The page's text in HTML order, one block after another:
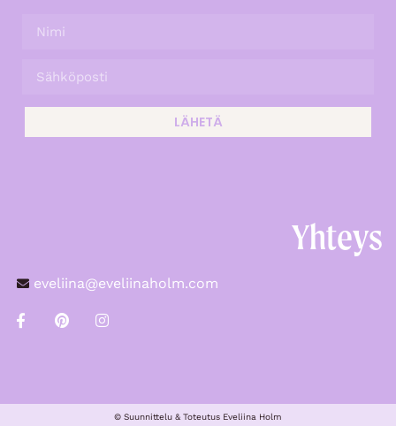
LÄHETÄ
Yhteys
eveliina@eveliinaholm.com
© Suunnittelu & Toteutus Eveliina Holm